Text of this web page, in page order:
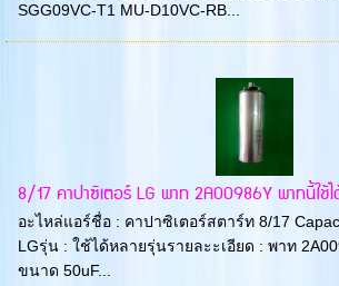
SGG09VC-T1 MU-D10VC-RB...
8/17 คาปาซิเตอร์ LG พาท 2A00986Y พาทนี้ใช้
อะไหล่แอร์ชื่อ : คาปาซิเตอร์สตาร์ท 8/17
LGรุ่น : ใช้ได้หลายรุ่นรายละะเอียด : พาท
ขนาด 50uF...